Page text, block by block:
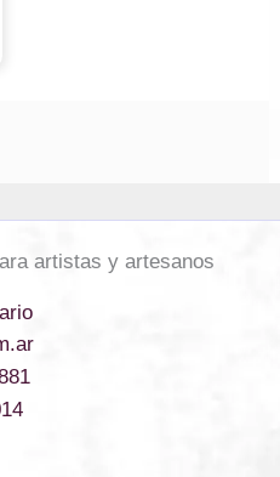
artistas y artesanos